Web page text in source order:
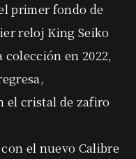
primer fondo de
reloj King Seiko
colección en 2022,
el cristal de zafiro
el nuevo Calibre